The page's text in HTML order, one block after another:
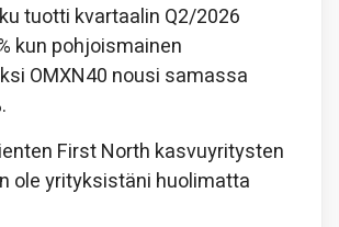
tuotti kvartaalin Q2/2026
kun pohjoismainen
OMXN40 nousi samassa
First North kasvuyritysten
ole yrityksistäni huolimatta